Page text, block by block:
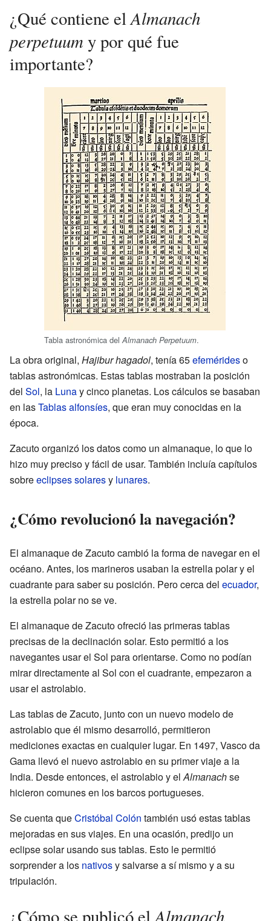
¿Qué contiene elAlmanach
perpetuum y por qué fue
importante?
Tabla astronómica delAlmanach Perpetuum.
La obra original, Hajibur hagadol, tenía 65efemérideso
tablas astronómicas. Estas tablas mostraban la posición
del Sol, la Lunay cinco planetas. Los cálculos se basaban
en lasTablas alfonsíes, que eran muy conocidas en la
época.
Zacuto organizó los datos como un almanaque, lo que lo
hizo muy preciso y fácil de usar. También incluía capítulos
sobreeclipses solaresy lunares.
¿Cómo revolucionó la navegación?
El almanaque de Zacuto cambió la forma de navegar en el
océano. Antes, los marineros usaban la estrella polar y el
cuadrante para saber su posición. Pero cerca del ecuador,
la estrella polar no se ve.
El almanaque de Zacuto ofreció las primeras tablas
precisas de la declinación solar. Esto permitió a los
navegantes usar el Sol para orientarse. Como no podían
mirar directamente al Sol con el cuadrante, empezaron a
usar el astrolabio.
Las tablas de Zacuto, junto con un nuevo modelo de
astrolabio que él mismo desarrolló, permitieron
mediciones exactas en cualquier lugar. En 1497, Vasco da
Gama llevó el nuevo astrolabio en su primer viaje a la
India. Desde entonces, el astrolabio y el Almanachse
hicieron comunes en los barcos portugueses.
Se cuenta queCristóbal Colón también usó estas tablas
mejoradas en sus viajes. En una ocasión, predijo un
eclipse solar usando sus tablas. Esto le permitió
sorprender a los nativosy salvarse a sí mismo y a su
tripulación.
¿Cómo se publicó el Almanach